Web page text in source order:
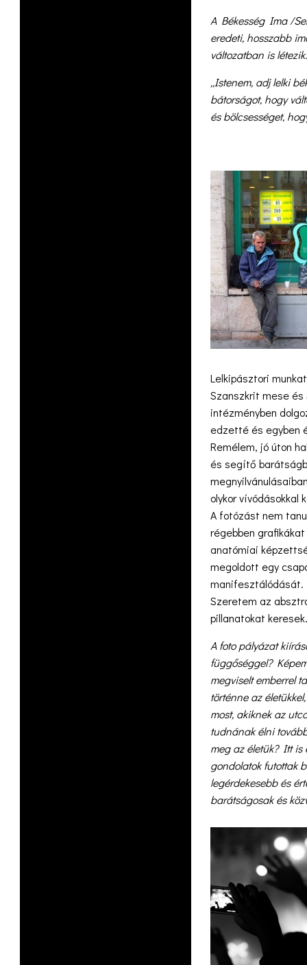
A Békesség Ima /
eredeti, hosszabb
változatban is
„Istenem, adj lelki
bátorságot, hogy
és bölcsességet,
Lelkipásztori
Szanszkrit mese
intézményben
edzetté és egyben
Remélem, jó úton
és segítő
olykor vívódásokkal
A fotózást nem
régebben
anatómiai
megoldott egy
manifesztálódását.
Szeretem az
pillanatokat
A foto pályázat
függőséggel?
megviselt emberrel
történne az
most, akiknek az
tudnának élni
meg az életük? Itt is
gondolatok futottak
legérdekesebb és
barátságosak és